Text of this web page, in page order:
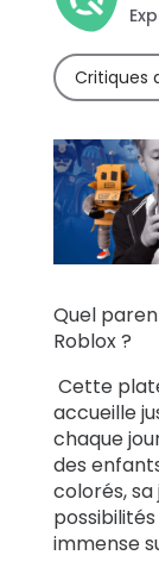
Démarrer
Tarifs
de familles
renseigner
Assistance
Critiques
Quel
Roblox ?
Cette
accueille
chaque
des
colorés,
immense